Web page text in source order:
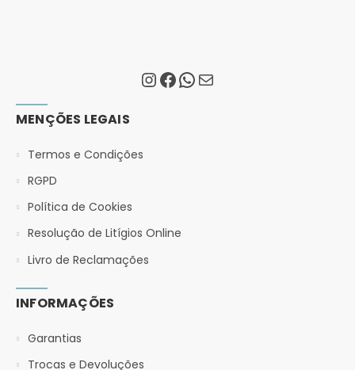
MENÇÕES LEGAIS
Termos e Condições
RGPD
Política de Cookies
Resolução de Litígios Online
Livro de Reclamações
INFORMAÇÕES
Garantias
Trocas e Devoluções